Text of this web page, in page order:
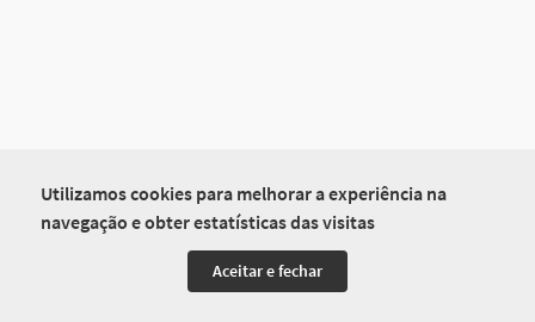
Utilizamos cookies para melhorar a experiência na
navegação e obter estatísticas das visitas
Aceitar e fechar